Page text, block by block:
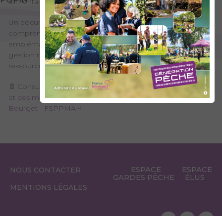
Un document accessible qui permet de mieux
comprendre les enjeux actuels autour de cette espèce
emblématique du lac du Bourget et les mesures de
gestion mises en place pour préserver durablement la
ressource.
📄 Consulter le document : >Porté à connaissance du suivi
et des mesures de gestion relatifs au lavaret sur le lac du
Bourget - FSPPMA <
NOUS CONTACTER
MENTIONS LÉGALES
ESPACE
GARDES PÊCHE
ESPACE
ÉLUS